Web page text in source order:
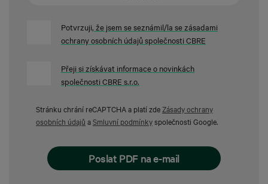
Potvrzuji, že jsem se seznámil/la se zásadami
ochrany osobních údajů společnosti CBRE
Přeji si získávat informace o novinkách
společnosti CBRE s.r.o.
Stránku chrání reCAPTCHA a platí zdeZásady ochrany
osobních údajů aSmluvní podmínkyspolečnosti Google.